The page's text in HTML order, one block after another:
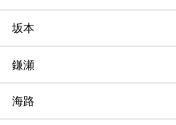
坂本
鎌瀬
海路